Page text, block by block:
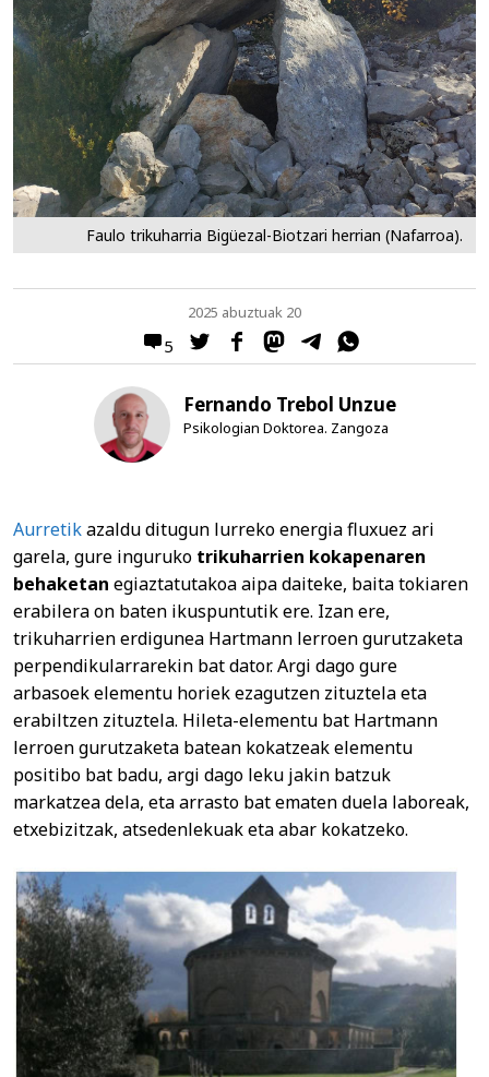
Faulo trikuharria Bigüezal-Biotzari herrian (Nafarroa).
5
2025 abuztuak 20
Fernando Trebol Unzue
Psikologian Doktorea. Zangoza
Aurretikazaldu ditugun lurreko energia fluxuez ari
garela, gure inguruko trikuharrien kokapenaren
behaketan egiaztatutakoa aipa daiteke, baita tokiaren
erabilera on baten ikuspuntutik ere. Izan ere,
trikuharrien erdigunea Hartmann lerroen gurutzaketa
perpendikularrarekin bat dator. Argi dago gure
arbasoek elementu horiek ezagutzen zituztela eta
erabiltzen zituztela. Hileta-elementu bat Hartmann
lerroen gurutzaketa batean kokatzeak elementu
positibo bat badu, argi dago leku jakin batzuk
markatzea dela, eta arrasto bat ematen duela laboreak,
etxebizitzak, atsedenlekuak eta abar kokatzeko.